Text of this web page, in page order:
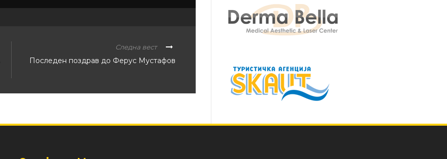
Следна вест
Последен поздрав до Ферус Мустафов